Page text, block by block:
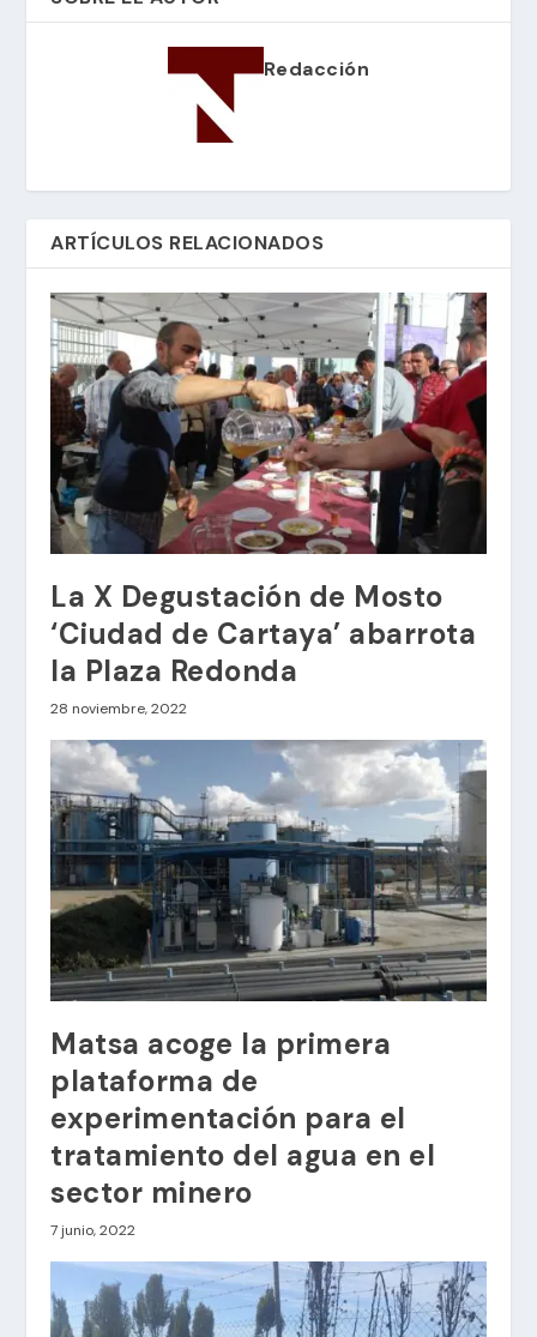
Redacción
ARTÍCULOS RELACIONADOS
La X Degustación de Mosto
‘Ciudad de Cartaya’ abarrota
la Plaza Redonda
28 noviembre, 2022
Matsa acoge la primera
plataforma de
experimentación para el
tratamiento del agua en el
sector minero
7 junio, 2022